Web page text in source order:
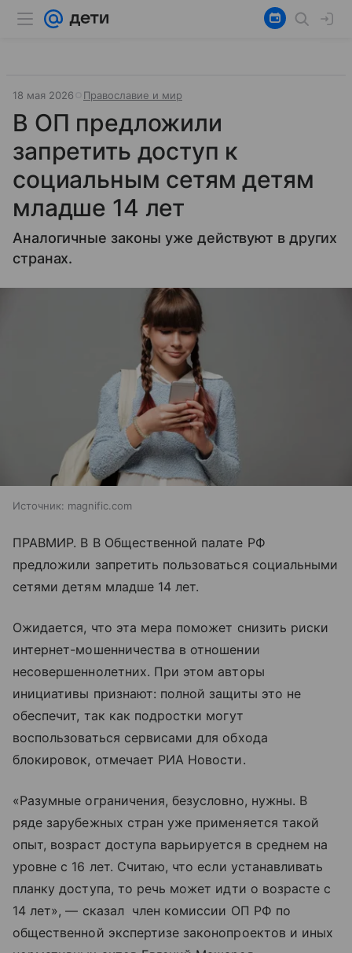
18 мая 2026 Православие и мир
В ОП предложили
запретить доступ к
социальным сетям детям
младше 14 лет
Аналогичные законы уже действуют в других
странах.
Источник: magnific.com
ПРАВМИР. В В Общественной палате РФ
предложили запретить пользоваться социальными
сетями детям младше 14 лет.
Ожидается, что эта мера поможет снизить риски
интернет-мошенничества в отношении
несовершеннолетних. При этом авторы
инициативы признают: полной защиты это не
обеспечит, так как подростки могут
воспользоваться сервисами для обхода
блокировок, отмечает РИА Новости.
«Разумные ограничения, безусловно, нужны. В
ряде зарубежных стран уже применяется такой
опыт, возраст доступа варьируется в среднем на
уровне с 16 лет. Считаю, что если устанавливать
планку доступа, то речь может идти о возрасте с
14 лет», — сказал член комиссии ОП РФ по
общественной экспертизе законопроектов и иных